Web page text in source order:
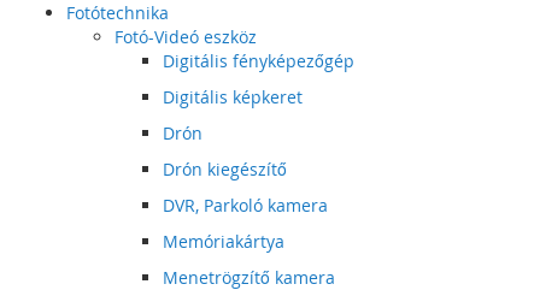
Fotótechnika
Fotó-Videó eszköz
Digitális fényképezőgép
Digitális képkeret
Drón
Drón kiegészítő
DVR, Parkoló kamera
Memóriakártya
Menetrögzítő kamera